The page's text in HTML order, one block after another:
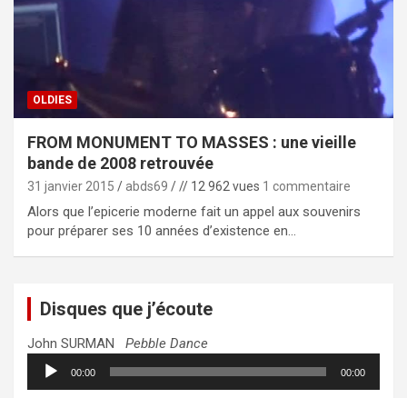
OLDIES
FROM MONUMENT TO MASSES : une vieille
bande de 2008 retrouvée
31 janvier 2015 abds69 // 12 962 vues 1 commentaire
Alors que l’epicerie moderne fait un appel aux souvenirs
pour préparer ses 10 années d’existence en…
Disques que j’écoute
John SURMAN Pebble Dance
Lecteur
audio
00:00 00:00